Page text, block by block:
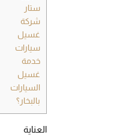
ستار
شركة
غسيل
سيارات
خدمة
غسيل
السيارات
بالبخار؟
العناية